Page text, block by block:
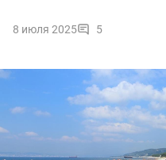
8 июля 2025 5